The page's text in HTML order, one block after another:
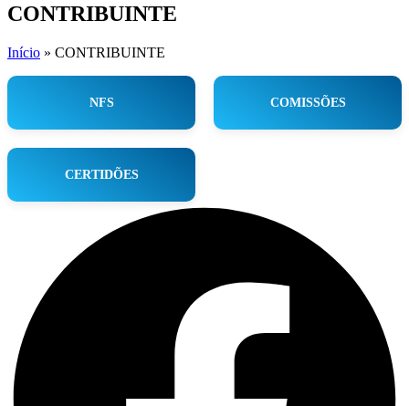
CONTRIBUINTE
Início » CONTRIBUINTE
NFS COMISSÕES
CERTIDÕES